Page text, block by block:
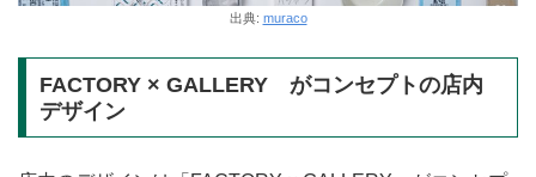
出典: muraco
FACTORY × GALLERY がコンセプトの店内
デザイン